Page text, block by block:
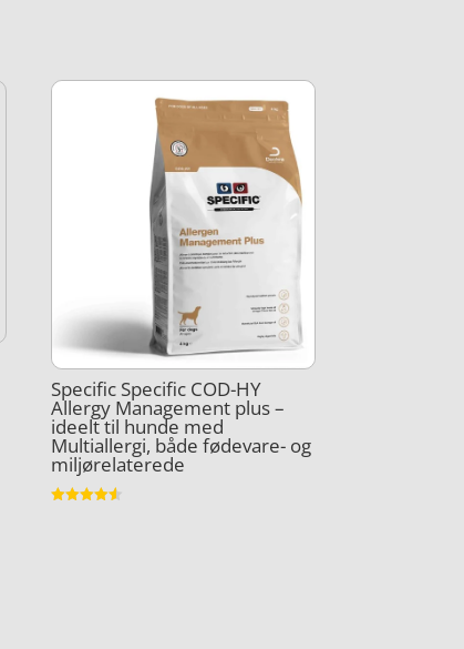
Specific Specific COD-HY
Allergy Management plus –
ideelt til hunde med
Multiallergi, både fødevare- og
miljørelaterede